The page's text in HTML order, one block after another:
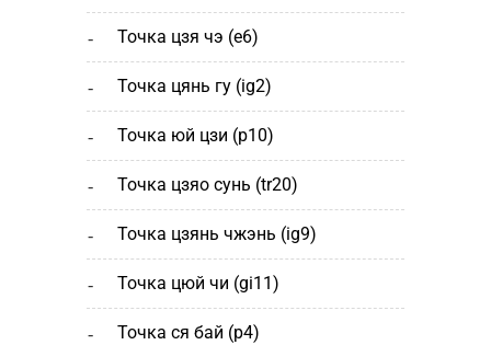
точка цзя чэ (е6)
точка цянь гу (ig2)
точка юй цзи (р10)
точка цзяо сунь (tr20)
точка цзянь чжэнь (ig9)
точка цюй чи (gi11)
точка ся бай (р4)